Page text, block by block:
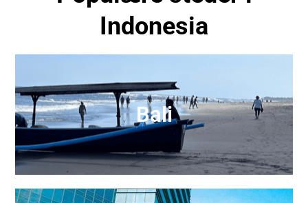
Indonesia
Bali